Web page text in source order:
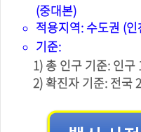
(중대본)
적용지역: 수도권 (
기준:
1) 총 인구 기준: 인
2) 확진자 기준: 전